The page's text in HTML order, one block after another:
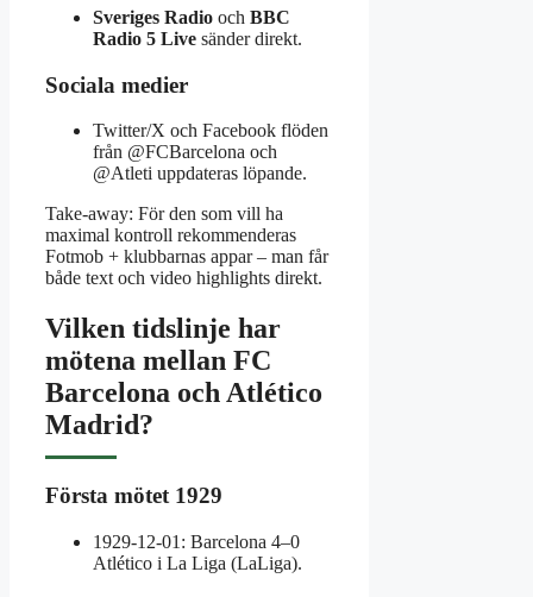
Sveriges Radio och BBC
Radio 5 Live sänder direkt.
Sociala medier
Twitter/X och Facebook flöden
från @FCBarcelona och
@Atleti uppdateras löpande.
Take-away: För den som vill ha
maximal kontroll rekommenderas
Fotmob + klubbarnas appar – man får
både text och video highlights direkt.
Vilken tidslinje har
mötena mellan FC
Barcelona och Atlético
Madrid?
Första mötet 1929
1929‑12‑01: Barcelona 4–0
Atlético i La Liga (LaLiga).